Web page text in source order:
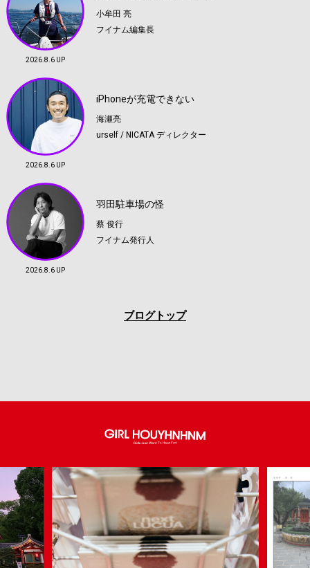
2026.8.6 UP
小牟田 亮
フイナム編集長
2026.8.6 UP
iPhoneが充電できない
海瀬亮
urself / NICATA ディレクター
2026.8.6 UP
羽田駐車場の怪
蔡 俊行
フイナム発行人
ブログトップ